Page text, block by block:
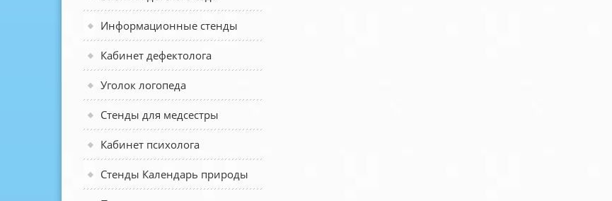
Информационные стенды
Кабинет дефектолога
Уголок логопеда
Стенды для медсестры
Кабинет психолога
Стенды Календарь природы